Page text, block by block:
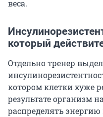
веса.
который
Отдельно тренер
котором клетки хуже
результате организм
распределять